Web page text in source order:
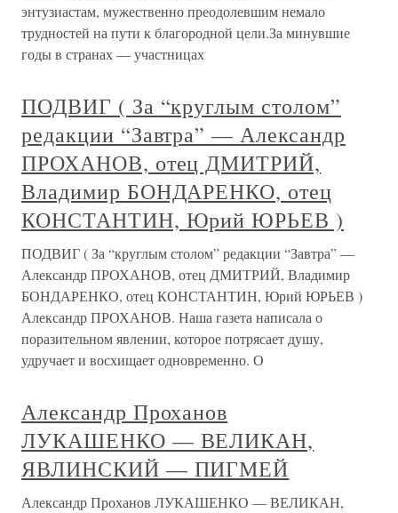
энтузиастам, мужественно преодолевшим немало
трудностей на пути к благородной цели.За минувшие
годы в странах — участницах
ПОДВИГ ( За “круглым столом”
редакции “Завтра” — Александр
ПРОХАНОВ, отец ДМИТРИЙ,
Владимир БОНДАРЕНКО, отец
КОНСТАНТИН, Юрий ЮРЬЕВ )
ПОДВИГ ( За “круглым столом” редакции “Завтра” —
Александр ПРОХАНОВ, отец ДМИТРИЙ, Владимир
БОНДАРЕНКО, отец КОНСТАНТИН, Юрий ЮРЬЕВ )
Александр ПРОХАНОВ. Наша газета написала о
поразительном явлении, которое потрясает душу,
удручает и восхищает одновременно. О
Александр Проханов
ЛУКАШЕНКО — ВЕЛИКАН,
ЯВЛИНСКИЙ — ПИГМЕЙ
Александр Проханов ЛУКАШЕНКО — ВЕЛИКАН,